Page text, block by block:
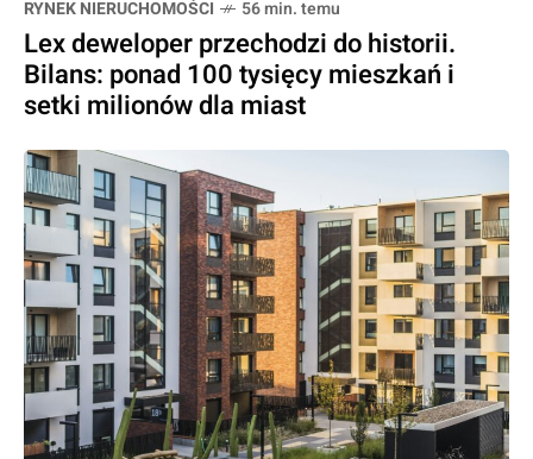
RYNEK NIERUCHOMOŚCI 56 min. temu
Lex deweloper przechodzi do historii.
Bilans: ponad 100 tysięcy mieszkań i
setki milionów dla miast